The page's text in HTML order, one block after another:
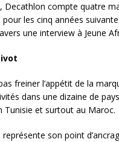
Decathlon compte quatre
les cinq années
une interview à Jeune
freiner l’appétit de la
dans une dizaine de
Tunisie et surtout au Maroc.
son point